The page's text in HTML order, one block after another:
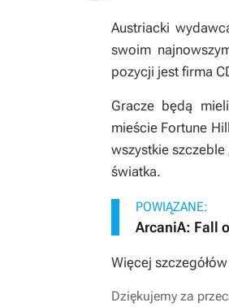
Austriacki
swoim
pozycji jest firma
Gracze będą
mieście Fortune
wszystkie
światka.
POWIĄZANE:
ArcaniA: Fall
Więcej
Dziękujemy za